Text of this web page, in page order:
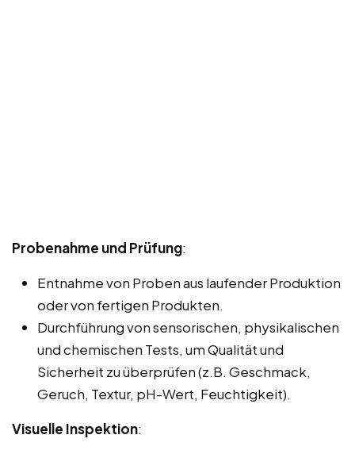
Probenahme und Prüfung:
Entnahme von Proben aus laufender Produktion
oder von fertigen Produkten.
Durchführung von sensorischen, physikalischen
und chemischen Tests, um Qualität und
Sicherheit zu überprüfen (z.B. Geschmack,
Geruch, Textur, pH-Wert, Feuchtigkeit).
Visuelle Inspektion: